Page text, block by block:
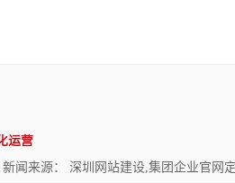
运营
来源： 深圳网站建设,集团企业官网